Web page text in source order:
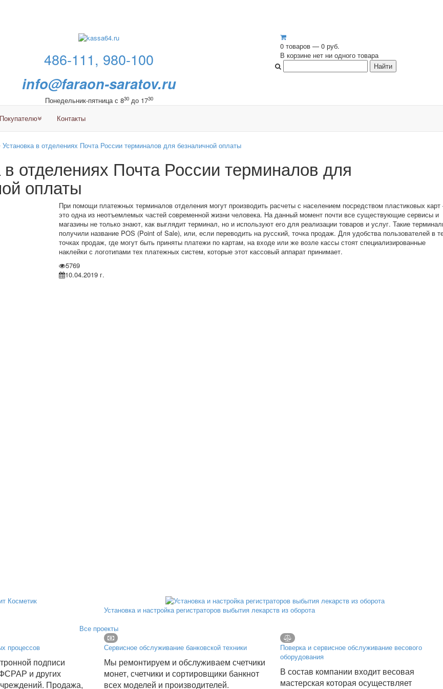
486-111, 980-100
info@faraon-saratov.ru
Понедельник-пятница с 830до 1730
0 товаров — 0 руб.
В корзине нет ни одного товара
Покупателю Контакты
Установка в отделениях Почта России терминалов для безналичной оплаты
в отделениях Почта России терминалов для
оплаты
При помощи платежных терминалов отделения могут производить расчеты с населением посредством пластиковых карт
это одна из неотъемлемых частей современной жизни человека. На данный момент почти все существующие сервисы и
магазины не только знают, как выглядит терминал, но и используют его для реализации товаров и услуг. Такие
получили название POS (Point of Sale), или, если переводить на русский, точка продаж. Для удобства пользователей в
точках продаж, где могут быть приняты платежи по картам, на входе или же возле кассы стоят специализированные
наклейки с логотипами тех платежных систем, которые этот кассовый аппарат принимает.
5769
10.04.2019 г.
Установка и настройка регистраторов выбытия лекарств из оборота
Все проекты
процессов
подписи
и других
Продажа,
Сервисное обслуживание банковской техники
Мы ремонтируем и обслуживаем счетчики
монет, счетчики и сортировщики банкнот
всех моделей и производителей.
Поверка и сервисное обслуживание весового
оборудования
В состав компании входит весовая
мастерская которая осуществляет